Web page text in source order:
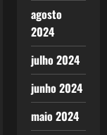
agosto
2024
julho 2024
junho 2024
maio 2024